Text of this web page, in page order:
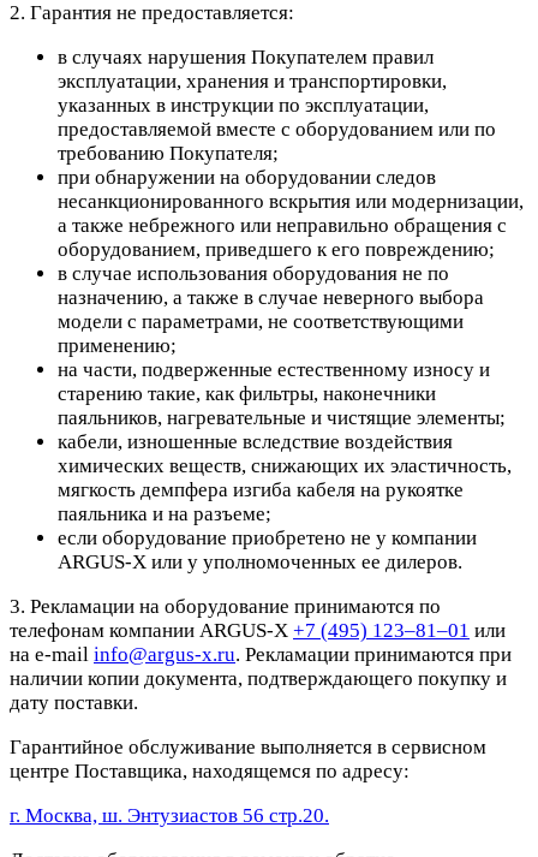
2. Гарантия не предоставляется:
в случаях нарушения Покупателем правил
эксплуатации, хранения и транспортировки,
указанных в инструкции по эксплуатации,
предоставляемой вместе с оборудованием или по
требованию Покупателя;
при обнаружении на оборудовании следов
несанкционированного вскрытия или модернизации,
а также небрежного или неправильно обращения с
оборудованием, приведшего к его повреждению;
в случае использования оборудования не по
назначению, а также в случае неверного выбора
модели с параметрами, не соответствующими
применению;
на части, подверженные естественному износу и
старению такие, как фильтры, наконечники
паяльников, нагревательные и чистящие элементы;
кабели, изношенные вследствие воздействия
химических веществ, снижающих их эластичность,
мягкость демпфера изгиба кабеля на рукоятке
паяльника и на разъеме;
если оборудование приобретено не у компании
ARGUS-X или у уполномоченных ее дилеров.
3. Рекламации на оборудование принимаются по
телефонам компании ARGUS-X +7 (495) 123–81–01 или
на e-mail info@argus-x.ru. Рекламации принимаются при
наличии копии документа, подтверждающего покупку и
дату поставки.
Гарантийное обслуживание выполняется в сервисном
центре Поставщика, находящемся по адресу:
г. Москва, ш. Энтузиастов 56 стр.20.